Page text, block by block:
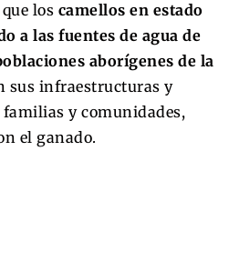
los camellos en estado
a las fuentes de agua de
aborígenes de la
sus infraestructuras y
y comunidades,
el ganado.